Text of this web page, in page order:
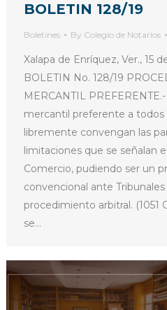
BOLETIN 128/19
Boletines By Colegio de Notarios
Xalapa de Enríquez, Ver., 15
BOLETIN No. 128/19
MERCANTIL
mercantil preferente a todos
libremente convengan las
limitaciones que se señalan
Comercio, pudiendo ser un
convencional ante
procedimiento arbitral. (1051
se…